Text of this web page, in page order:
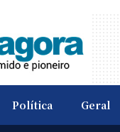
Política Geral